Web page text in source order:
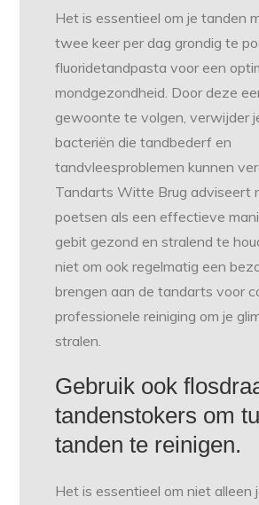
Het is essentieel om je tanden
twee keer per dag grondig te
fluoridetandpasta voor een
mondgezondheid. Door deze
gewoonte te volgen, verwijder
bacteriën die tandbederf en
tandvleesproblemen kunnen
Tandarts Witte Brug adviseert
poetsen als een effectieve
gebit gezond en stralend te
niet om ook regelmatig een
brengen aan de tandarts voor
professionele reiniging om je
stralen.
Gebruik ook
tandenstokers om
tanden te reinigen.
Het is essentieel om niet alleen